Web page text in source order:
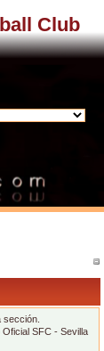
Club
sección.
SFC - Sevilla